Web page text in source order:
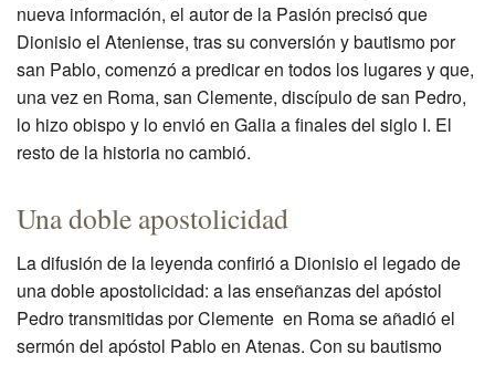
nueva información, el autor de la Pasión precisó que
Dionisio el Ateniense, tras su conversión y bautismo por
san Pablo, comenzó a predicar en todos los lugares y que,
una vez en Roma, san Clemente, discípulo de san Pedro,
lo hizo obispo y lo envió en Galia a finales del siglo I. El
resto de la historia no cambió.
Una doble apostolicidad
La difusión de la leyenda confirió a Dionisio el legado de
una doble apostolicidad: a las enseñanzas del apóstol
Pedro transmitidas por Clemente en Roma se añadió el
sermón del apóstol Pablo en Atenas. Con su bautismo